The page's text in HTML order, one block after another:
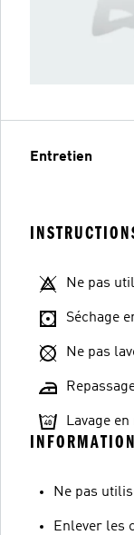
Entretien
Ne pas
Séchage
Ne pas
Lavage
Ne pas
Enlever les